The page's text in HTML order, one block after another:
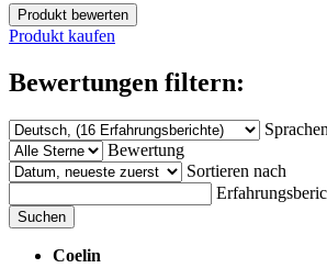
Produkt bewerten
Produkt kaufen
Bewertungen filtern:
Sprachen
Bewertung
Sortieren nach
Suchen
Coelin